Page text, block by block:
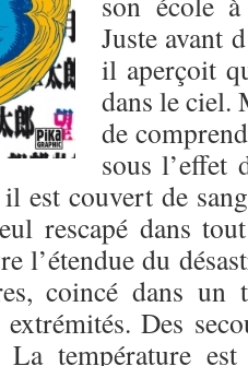
Juste avant
il aperçoit
dans le ciel.
de
sous l’effet
est couvert de
rescapé dans
l’étendue du
coincé dans un
Des
température est